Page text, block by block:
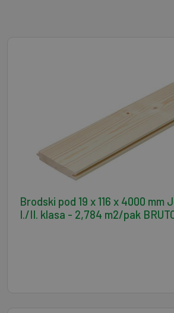
Brodski pod 19 x 116 x 4000 mm
I./II. klasa - 2,784 m2/pak